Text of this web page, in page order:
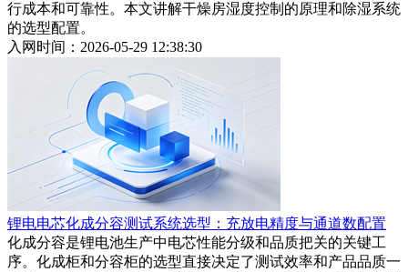
行成本和可靠性。本文讲解干燥房湿度控制的原理和除湿系统
的选型配置。
入网时间：2026-05-29 12:38:30
锂电电芯化成分容测试系统选型：充放电精度与通道数配置
化成分容是锂电池生产中电芯性能分级和品质把关的关键工
序。化成柜和分容柜的选型直接决定了测试效率和产品品质一